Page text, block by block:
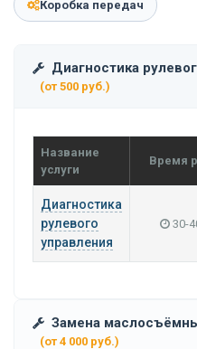
Коробка передач
Диагностика
(от 500 руб.)
Название
услуги
Время
Диагностика
рулевого
управления
30-
Замена
(от 4 000 руб.)